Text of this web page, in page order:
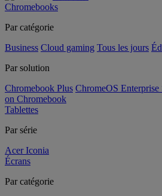
Chromebooks
Par catégorie
Business Cloud gaming Tous les jours
Par solution
Chromebook Plus ChromeOS Enterprise
on Chromebook
Tablettes
Par série
Acer Iconia
Écrans
Par catégorie